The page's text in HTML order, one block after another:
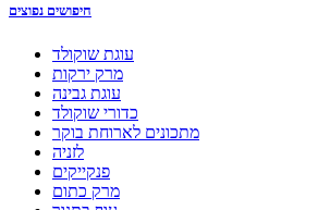
חיפושים נפוצים
עוגת שוקולד
מרק ירקות
עוגת גבינה
כדורי שוקולד
מתכונים לארוחת בוקר
לזניה
פנקייקים
מרק כתום